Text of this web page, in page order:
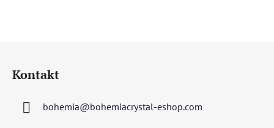
Kontakt
bohemia@bohemiacrystal-eshop.com